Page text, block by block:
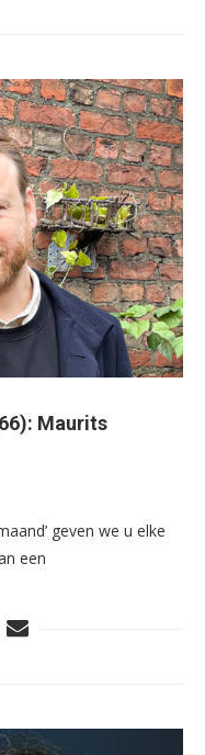
Maurits
geven we u elke
een